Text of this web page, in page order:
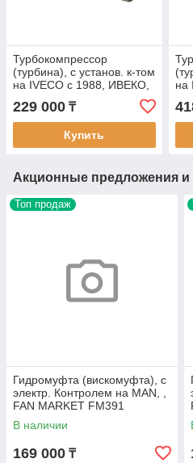
Турбокомпрессор
(турбина), с установ. к-том
на IVECO с 1988, ИВЕКО,
MASTER POWER 808092
229 000 ₸
Купить
на
Акционные предложения и
Топ продаж
Гидромуфта (вискомуфта), с
электр. Контролем на MAN, ,
FAN MARKET FM391
В наличии
169 000 ₸